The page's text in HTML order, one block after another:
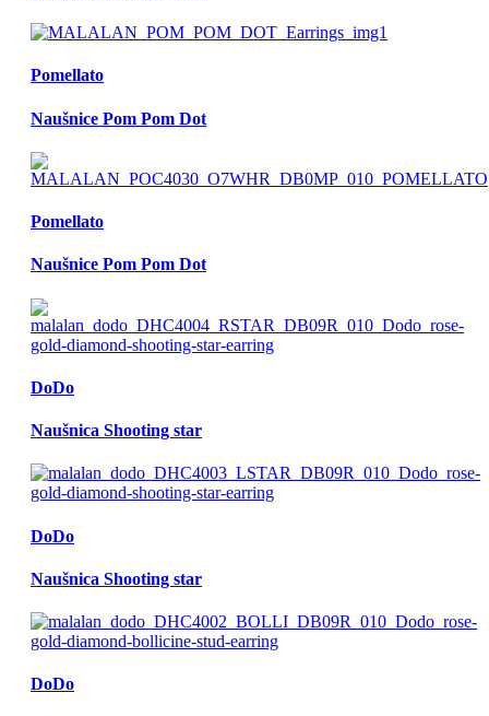
Pomellato
Naušnice Pom Pom Dot
Pomellato
Naušnice Pom Pom Dot
DoDo
Naušnica Shooting star
DoDo
Naušnica Shooting star
DoDo